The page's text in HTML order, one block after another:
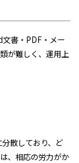
書・PDF・メー
が難しく、運用上
散しており、ど
、相応の労力がか